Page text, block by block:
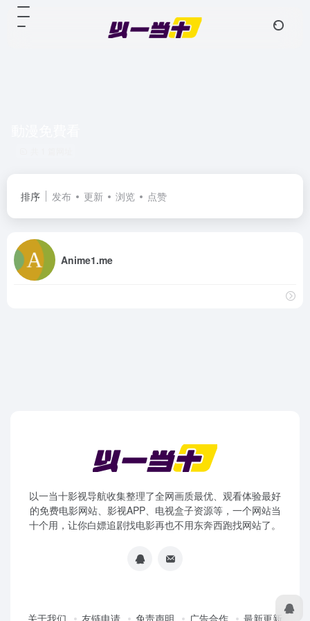
排序 发布 更新 浏览 点赞
Anime1.me
以一当十影视导航收集整理了全网画质最优、观看体验最好
的免费电影网站、影视APP、电视盒子资源等，一个网站当
十个用，让你白嫖追剧找电影再也不用东奔西跑找网站了。
关于我们 友链申请 免责声明 广告合作 最新更新